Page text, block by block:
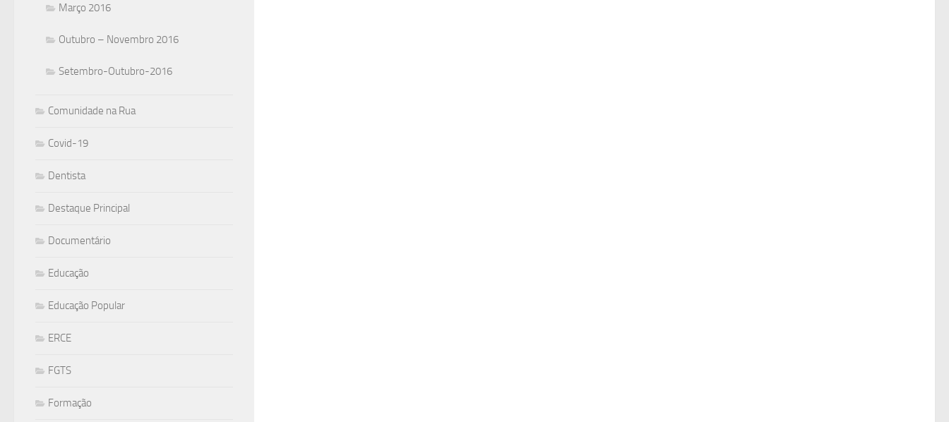
Março 2016
Outubro – Novembro 2016
Setembro-Outubro-2016
Comunidade na Rua
Covid-19
Dentista
Destaque Principal
Documentário
Educação
Educação Popular
ERCE
FGTS
Formação